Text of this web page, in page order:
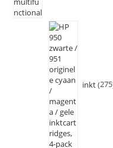
inkt 275